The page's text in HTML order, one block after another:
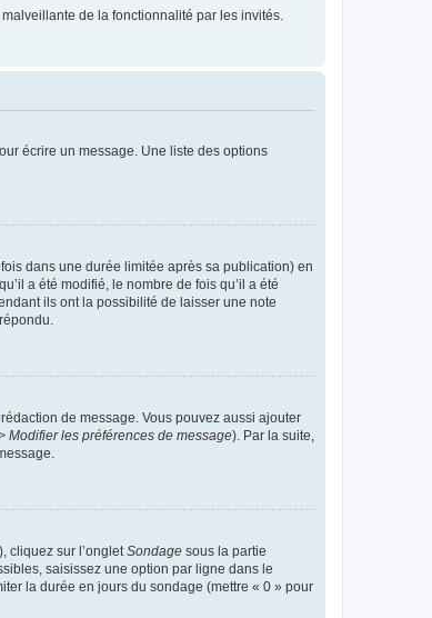
de la fonctionnalité par les invités.
écrire un message. Une liste des options
dans une durée limitée après sa publication) en
a été modifié, le nombre de fois qu’il a été
ils ont la possibilité de laisser une note
de message. Vous pouvez aussi ajouter
Modifier les préférences de message). Par la suite,
cliquez sur l’onglet Sondage sous la partie
saisissez une option par ligne dans le
la durée en jours du sondage (mettre « 0 » pour